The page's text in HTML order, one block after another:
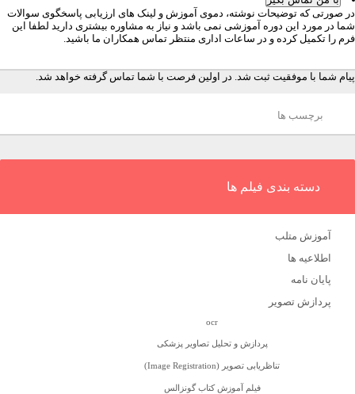
صورتی که توضیحات نوشته، دموی آموزش و لینک های ارزیابی پاسخگوی سوالات
در مورد این دوره آموزشی نمی باشد و نیاز به مشاوره بیشتری دارید لطفا این
را تکمیل کرده و در ساعات اداری منتظر تماس همکاران ما باشید.
شما با موفقیت ثبت شد. در اولین فرصت با شما تماس گرفته خواهد شد.
برچسب ها
دسته بندی فیلم ها
آموزش متلب
اطلاعیه ها
پایان نامه
پردازش تصویر
ocr
پردازش و تحلیل تصاویر پزشکی
تناظریابی تصویر (Image Registration)
فیلم آموزش کتاب گونزالس